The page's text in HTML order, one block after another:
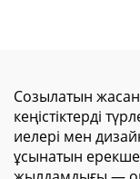
жарнамалық
Созылатын
кеңістіктерді
иелері мен
ұсынатын